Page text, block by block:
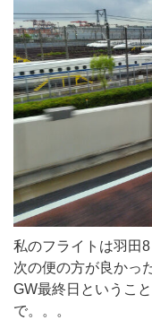
私のフライトは羽田8
次の便の方が良かっ
GW最終日というこ
で。。。